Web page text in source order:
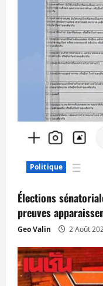
Politique
Élections
preuves
Geo Valin 2 Août